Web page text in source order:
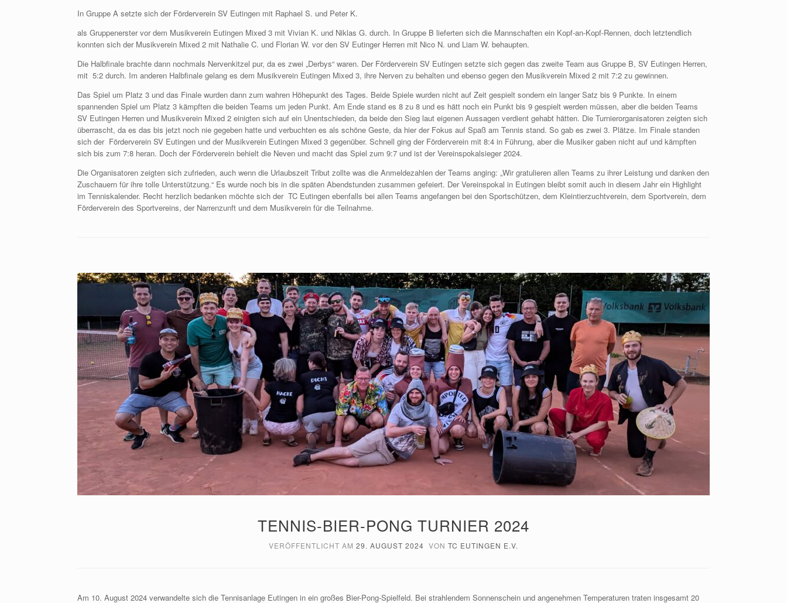
In Gruppe A setzte sich der Förderverein SV Eutingen mit Raphael S. und Peter K.
als Gruppenerster vor dem Musikverein Eutingen Mixed 3 mit Vivian K. und Niklas G. durch. In Gruppe B lieferten sich die Mannschaften ein Kopf-an-Kopf-Rennen, doch letztendlich
konnten sich der Musikverein Mixed 2 mit Nathalie C. und Florian W. vor den SV Eutinger Herren mit Nico N. und Liam W. behaupten.
Die Halbfinale brachte dann nochmals Nervenkitzel pur, da es zwei „Derbys“ waren. Der Förderverein SV Eutingen setzte sich gegen das zweite Team aus Gruppe B, SV Eutingen Herren,
mit 5:2 durch. Im anderen Halbfinale gelang es dem Musikverein Eutingen Mixed 3, ihre Nerven zu behalten und ebenso gegen den Musikverein Mixed 2 mit 7:2 zu gewinnen.
Das Spiel um Platz 3 und das Finale wurden dann zum wahren Höhepunkt des Tages. Beide Spiele wurden nicht auf Zeit gespielt sondern ein langer Satz bis 9 Punkte. In einem
spannenden Spiel um Platz 3 kämpften die beiden Teams um jeden Punkt. Am Ende stand es 8 zu 8 und es hätt noch ein Punkt bis 9 gespielt werden müssen, aber die beiden Teams
SV Eutingen Herren und Musikverein Mixed 2 einigten sich auf ein Unentschieden, da beide den Sieg laut eigenen Aussagen verdient gehabt hätten. Die Turnierorganisatoren zeigten sich
überrascht, da es das bis jetzt noch nie gegeben hatte und verbuchten es als schöne Geste, da hier der Fokus auf Spaß am Tennis stand. So gab es zwei 3. Plätze. Im Finale standen
sich der Förderverein SV Eutingen und der Musikverein Eutingen Mixed 3 gegenüber. Schnell ging der Förderverein mit 8:4 in Führung, aber die Musiker gaben nicht auf und kämpften
sich bis zum 7:8 heran. Doch der Förderverein behielt die Neven und macht das Spiel zum 9:7 und ist der Vereinspokalsieger 2024.
Die Organisatoren zeigten sich zufrieden, auch wenn die Urlaubszeit Tribut zollte was die Anmeldezahlen der Teams anging: „Wir gratulieren allen Teams zu ihrer Leistung und danken den
Zuschauern für ihre tolle Unterstützung.“ Es wurde noch bis in die späten Abendstunden zusammen gefeiert. Der Vereinspokal in Eutingen bleibt somit auch in diesem Jahr ein Highlight
im Tenniskalender. Recht herzlich bedanken möchte sich der TC Eutingen ebenfalls bei allen Teams angefangen bei den Sportschützen, dem Kleintierzuchtverein, dem Sportverein, dem
Förderverein des Sportvereins, der Narrenzunft und dem Musikverein für die Teilnahme.
TENNIS-BIER-PONG TURNIER 2024
VERÖFFENTLICHT AM 29. AUGUST 2024 VON TC EUTINGEN E.V.
Am 10. August 2024 verwandelte sich die Tennisanlage Eutingen in ein großes Bier-Pong-Spielfeld. Bei strahlendem Sonnenschein und angenehmen Temperaturen traten insgesamt 20